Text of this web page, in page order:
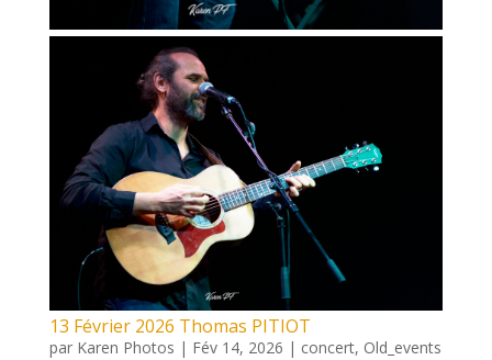
13 Février 2026 Thomas PITIOT
par Karen Photos | Fév 14, 2026 | concert, Old_events